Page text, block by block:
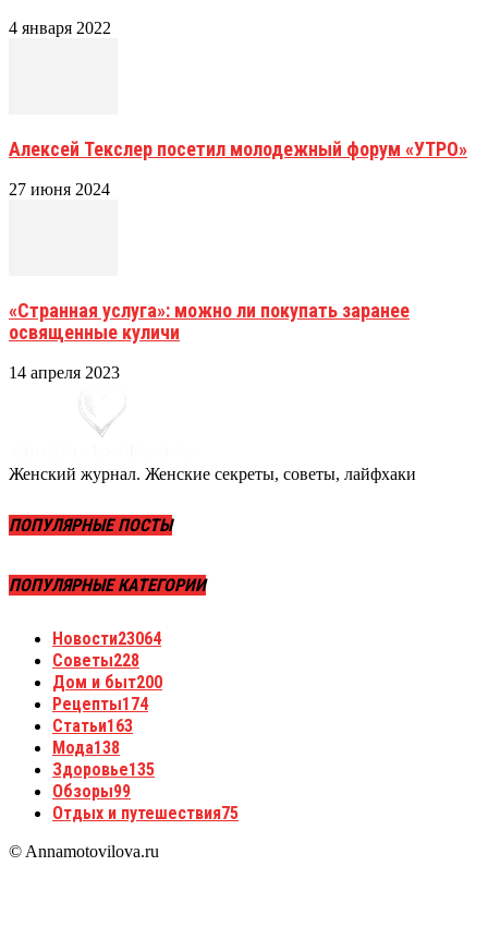
4 января 2022
Алексей Текслер посетил молодежный форум «УТРО»
27 июня 2024
«Странная услуга»: можно ли покупать заранее
освященные куличи
14 апреля 2023
Женский журнал. Женские секреты, советы, лайфхаки
ПОПУЛЯРНЫЕ ПОСТЫ
ПОПУЛЯРНЫЕ КАТЕГОРИИ
Новости23064
Советы228
Дом и быт200
Рецепты174
Статьи163
Мода138
Здоровье135
Обзоры99
Отдых и путешествия75
© Annamotovilova.ru